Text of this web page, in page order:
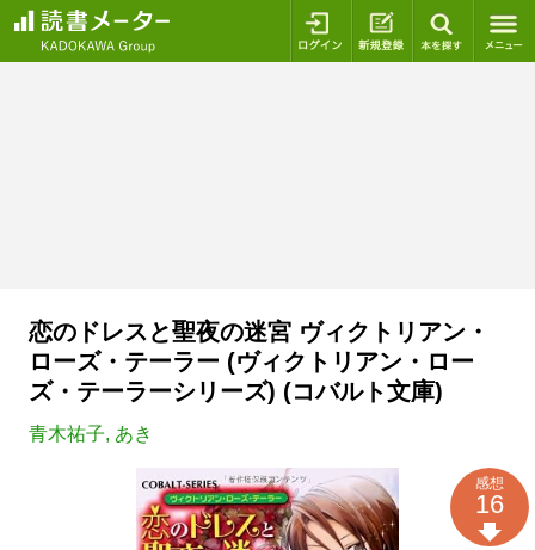
ログイン 新規登録
恋のドレスと聖夜の迷宮 ヴィクトリアン・
ローズ・テーラー (ヴィクトリアン・ロー
ズ・テーラーシリーズ) (コバルト文庫)
青木祐子, あき
感想
16